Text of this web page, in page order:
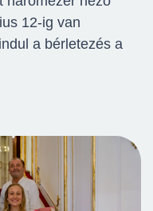
12-ig van
a bérletezés a